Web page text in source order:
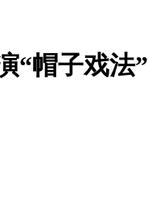
“帽子戏法”